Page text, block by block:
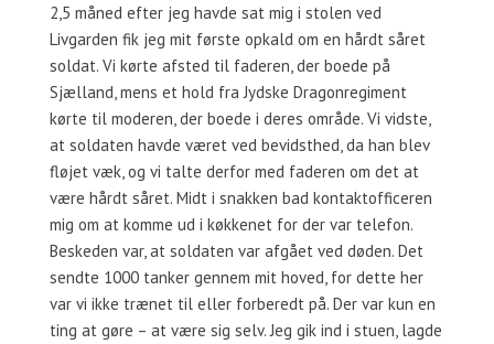
2,5 måned efter jeg havde sat mig i stolen ved
Livgarden fik jeg mit første opkald om en hårdt såret
soldat. Vi kørte afsted til faderen, der boede på
Sjælland, mens et hold fra Jydske Dragonregiment
kørte til moderen, der boede i deres område. Vi vidste,
at soldaten havde været ved bevidsthed, da han blev
fløjet væk, og vi talte derfor med faderen om det at
være hårdt såret. Midt i snakken bad kontaktofficeren
mig om at komme ud i køkkenet for der var telefon.
Beskeden var, at soldaten var afgået ved døden. Det
sendte 1000 tanker gennem mit hoved, for dette her
var vi ikke trænet til eller forberedt på. Der var kun en
ting at gøre – at være sig selv. Jeg gik ind i stuen, lagde